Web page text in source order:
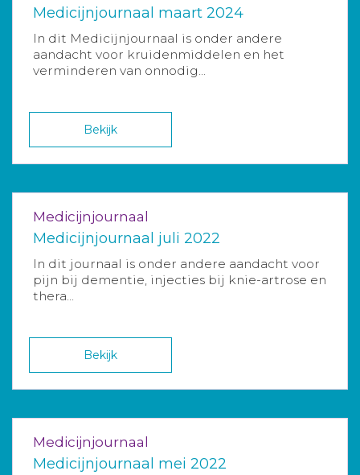
Medicijnjournaal maart 2024
In dit Medicijnjournaal is onder andere
aandacht voor kruidenmiddelen en het
verminderen van onnodig...
Bekijk
Medicijnjournaal
Medicijnjournaal juli 2022
In dit journaal is onder andere aandacht voor
pijn bij dementie, injecties bij knie-artrose en
thera...
Bekijk
Medicijnjournaal
Medicijnjournaal mei 2022